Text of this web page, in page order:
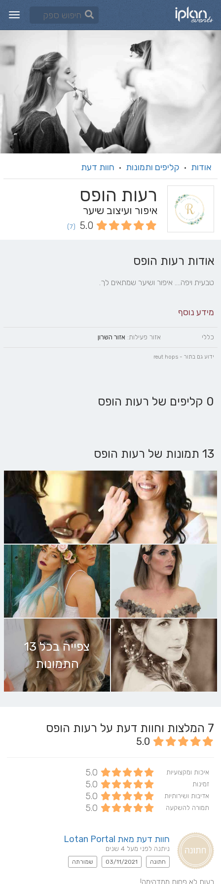
אודות · קליפים ותמונות · חוות דעת
רעות הופס
איפור ועיצוב שיער
5.0
(7)
אודות רעות הופס
טבעית ויפה.... איפור ושיער שמתאים לך.
מידע נוסף
כללי אזור פעילות: אזור השרון
ידוע גם בתור - reut hops
0 קליפים של רעות הופס
13 תמונות של רעות הופס
צפייה בכל 13
התמונות
7 המלצות וחוות דעת על רעות הופס
5.0
איכות ומקצועיות 5.0
זמינות 5.0
אדיבות ושירותיות 5.0
תמורה להשקעה 5.0
חוות דעת מאת Lotan Portal
ניתנה לפני מעל 4 שנים
חתונה 03/11/2021 שמורתה